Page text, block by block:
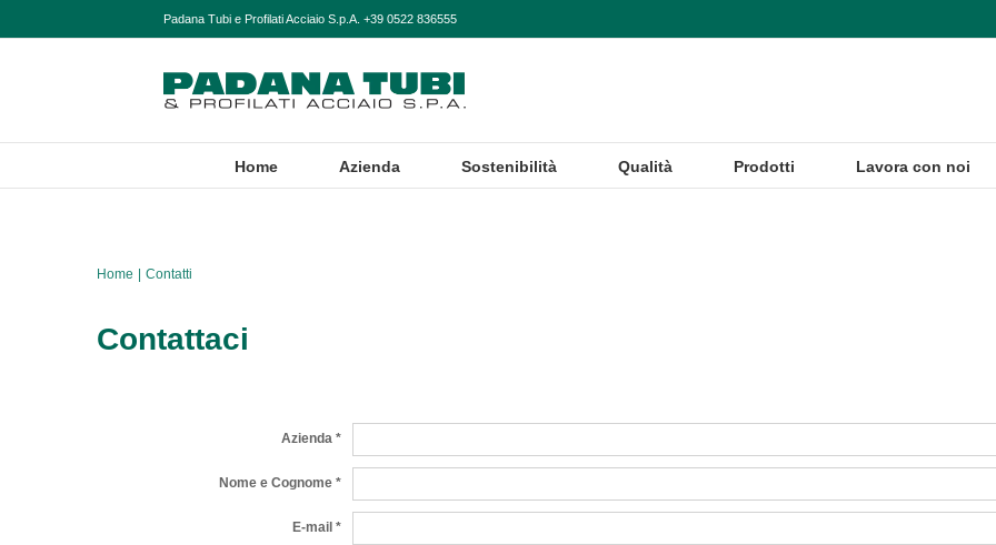
Padana Tubi e Profilati Acciaio S.p.A. +39 0522 836555
Home Azienda Sostenibilità Qualità Prodotti Lavora con noi
Home Contatti
Contattaci
Azienda *
Nome e Cognome *
E-mail *